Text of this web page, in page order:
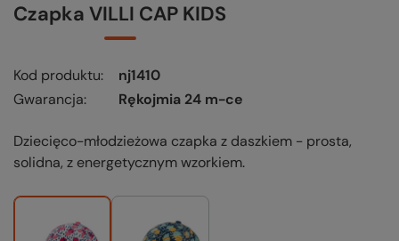
Czapka VILLI CAP KIDS
Kod produktu
nj1410
Gwarancja
Rękojmia 24 m-ce
Dziecięco-młodzieżowa czapka z daszkiem - prosta,
solidna, z energetycznym wzorkiem.